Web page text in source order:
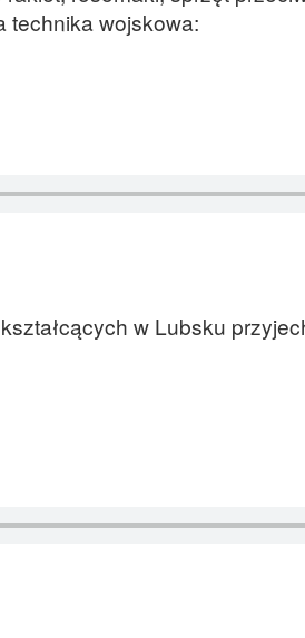
technika wojskowa:
w Lubsku